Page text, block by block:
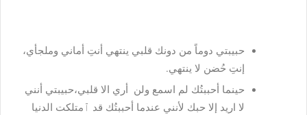
حبيبتي دوماً من دونك قلبي ينتهي أنتِ أماني وملجأي،
إنتِ حُضن لا ينتهي.
حينما أحببتُك لم اسمع ولن أري الا قلبي،حبيبتي أنني
لا اريد إلا حبك لأنني عندما أحببتُك قد ٱمتلكت الدنيا